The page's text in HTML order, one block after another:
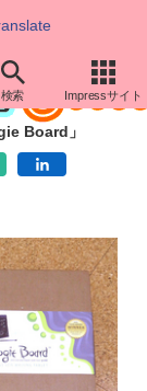
検索 Impressサイト
Board」